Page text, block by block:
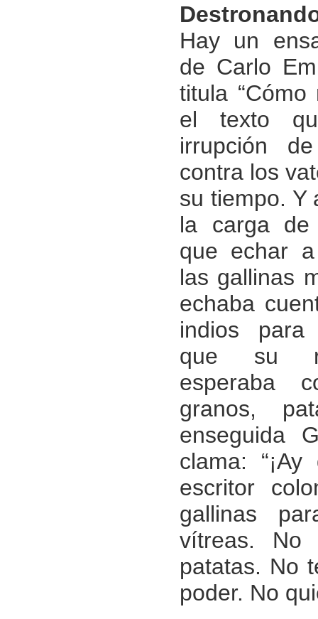
Hay un
de Carlo
titula “Cómo
el texto
irrupción
contra los
su tiempo. Y
la carga de
que echar
las gallinas
echaba
indios para
que su
esperaba
granos,
enseguida
clama:
escritor
gallinas
vítreas. No
patatas. No
poder. No